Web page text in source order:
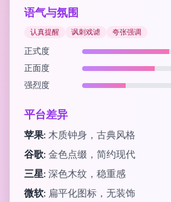
语气与氛围
认真提醒 讽刺戏谑 夸张强调
正式度
正面度
强烈度
平台差异
苹果: 木质钟身，古典风格
谷歌: 金色点缀，简约现代
三星: 深色木纹，稳重感
微软: 扁平化图标，无装饰